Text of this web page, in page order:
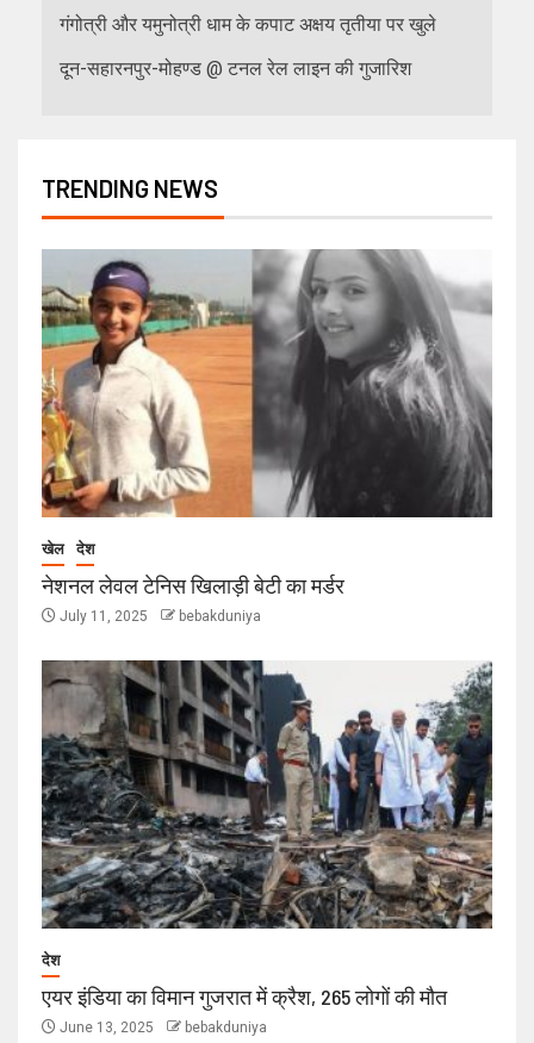
गंगोत्री और यमुनोत्री धाम के कपाट अक्षय तृतीया पर खुले
दून-सहारनपुर-मोहण्ड @ टनल रेल लाइन की गुजारिश
TRENDING NEWS
खेल देश
नेशनल लेवल टेनिस खिलाड़ी बेटी का मर्डर
July 11, 2025 bebakduniya
देश
एयर इंडिया का विमान गुजरात में क्रैश, 265 लोगों की मौत
June 13, 2025 bebakduniya